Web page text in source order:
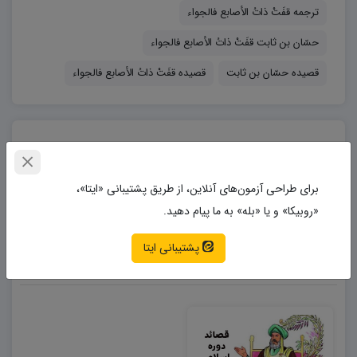
آباد نبوده و احدی در آن روزگار را سپری نکرده است.
مکانها هنوز سرسبز و دارای گیاه و علف است چهار پایان در آن
می چرند و گله شتران و گوسفندان در مراتع آن رها هستند.
فَدَع هذا وَلکِنْ مَنْ لطیف – یُوْرُقُنى إِذَا ذَهَبَ الْعِشَاءُ
یقول: فَدَعْ ذکر صفه هذه الدیار وما مر الیها من غیر الدهر و أجر
إلى ذکر الحبیبه و مالقیت من جرائها وإلى الخیال الملم لیلاً
ترجمه قفَتْ ذاتُ الأصابع فالجواء
حسّان بن ثابت قفَتْ ذاتُ الأصابع فالجواء
قصیده حسّان بن ثابت
قصیده قفَتْ ذاتُ الأصابع فالجواء
محصولات مرتبط
برای طراحی آزمون‌های آنلاین، از طریق پشتیبانی «ایتا»،
«روبیکا» و یا «بله» به ما پیام دهید.
پشتیبانی ایتا